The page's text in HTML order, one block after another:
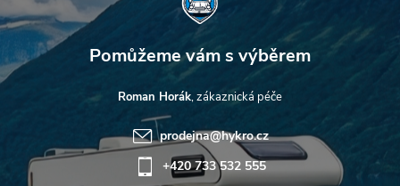
Roman Horák
prodejna@hykro.cz
+420 733 532 555